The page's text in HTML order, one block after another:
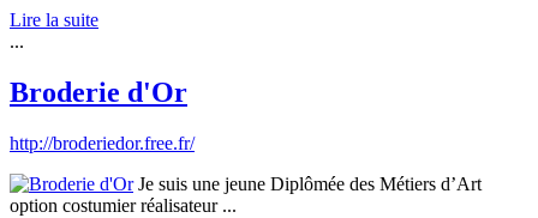
Lire la suite
...
Broderie d'Or
http://broderiedor.free.fr/
Je suis une jeune Diplômée des Métiers d’Art
option costumier réalisateur ...